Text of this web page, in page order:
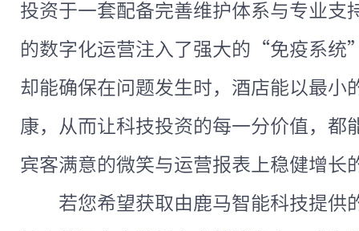
投资于一套配备完善维护体系与专业支
的数字化运营注入了强大的“免疫系统
却能确保在问题发生时，酒店能以最小
康，从而让科技投资的每一分价值，都
宾客满意的微笑与运营报表上稳健增长
若您希望获取由鹿马智能科技提供